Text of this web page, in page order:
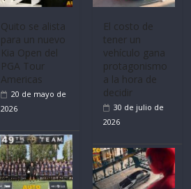
Quito se alista
para un nuevo
Kia Open del
PGA Tour
Americas
20 de mayo de
2026
El costo de
tener un
vehículo gana
protagonismo
a la hora de
decidir
30 de julio de
2026